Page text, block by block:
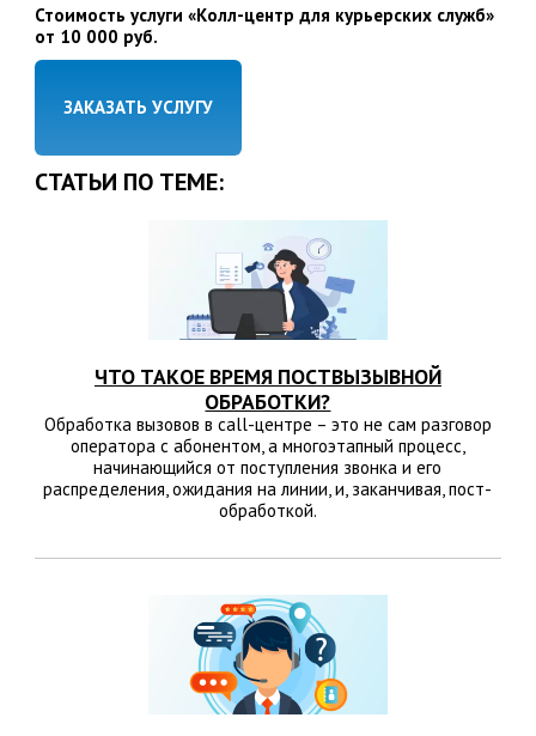
Стоимость услуги «Колл-центр для курьерских служб»
от 10 000 руб.
ЗАКАЗАТЬ УСЛУГУ
СТАТЬИ ПО ТЕМЕ:
ЧТО ТАКОЕ ВРЕМЯ ПОСТВЫЗЫВНОЙ
ОБРАБОТКИ?
Обработка вызовов в call-центре – это не сам разговор
оператора с абонентом, а многоэтапный процесс,
начинающийся от поступления звонка и его
распределения, ожидания на линии, и, заканчивая, пост-
обработкой.